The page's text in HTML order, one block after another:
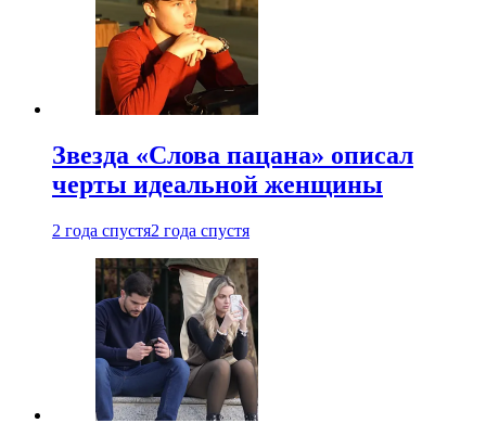
Звезда «Слова пацана» описал
черты идеальной женщины
2 года спустя2 года спустя